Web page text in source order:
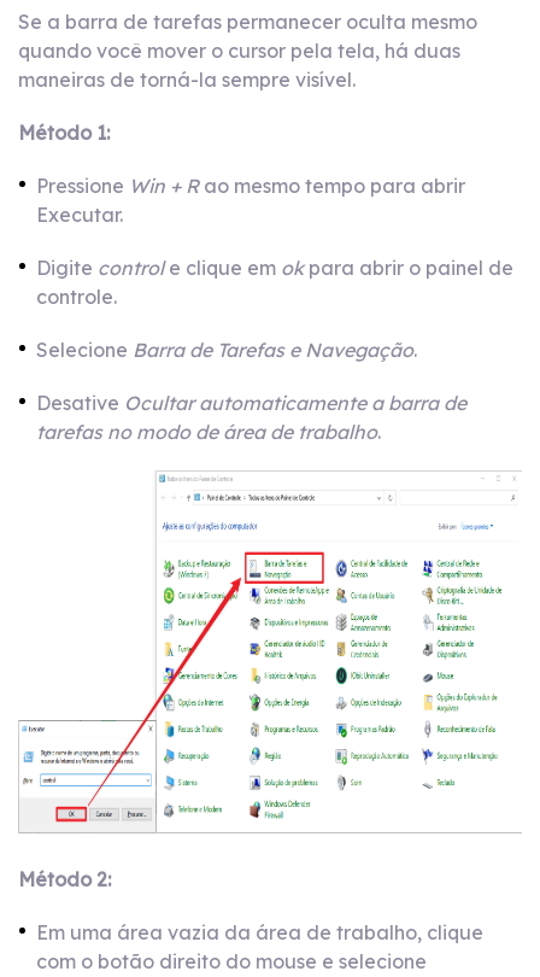
Se a barra de tarefas permanecer oculta mesmo
quando você mover o cursor pela tela, há duas
maneiras de torná-la sempre visível.
Método 1:
Pressione Win + Rao mesmo tempo para abrir
Executar.
Digite controle clique em okpara abrir o painel de
controle.
Selecione Barra de Tarefas e Navegação.
Desative Ocultar automaticamente a barra de
tarefas no modo de área de trabalho.
Método 2:
Em uma área vazia da área de trabalho, clique
com o botão direito do mouse e selecione